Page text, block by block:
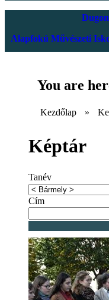
Alapfokú Művészeti
You are
Kezdőlap »
Képtár
Tanév
Cím